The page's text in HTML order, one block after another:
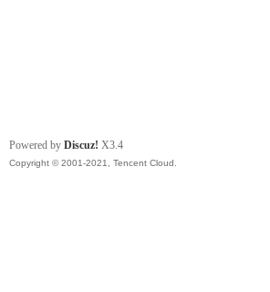
Powered by Discuz! X3.4
Copyright © 2001-2021, Tencent Cloud.